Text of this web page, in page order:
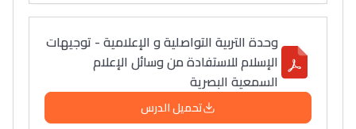
وحدة التربية التواصلية و الإعلامية - توجيهات
الإسلام للاستفادة من وسائل الإعلام
السمعية البصرية
تحميل الدرس